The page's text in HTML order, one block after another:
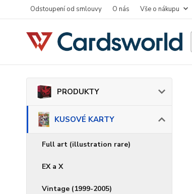
Odstoupení od smlouvy O nás Vše o nákupu
PRODUKTY
KUSOVÉ KARTY
Full art (illustration rare)
EX a X
Vintage (1999-2005)